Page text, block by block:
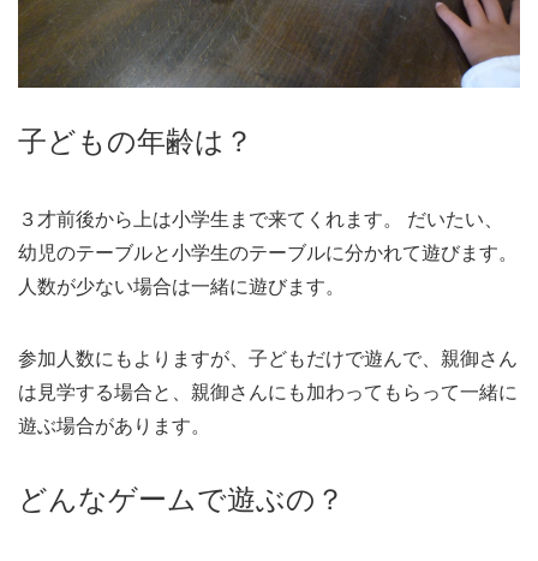
子どもの年齢は？
３才前後から上は小学生まで来てくれます。 だいたい、
幼児のテーブルと小学生のテーブルに分かれて遊びます。
人数が少ない場合は一緒に遊びます。
参加人数にもよりますが、子どもだけで遊んで、親御さん
は見学する場合と、親御さんにも加わってもらって一緒に
遊ぶ場合があります。
どんなゲームで遊ぶの？